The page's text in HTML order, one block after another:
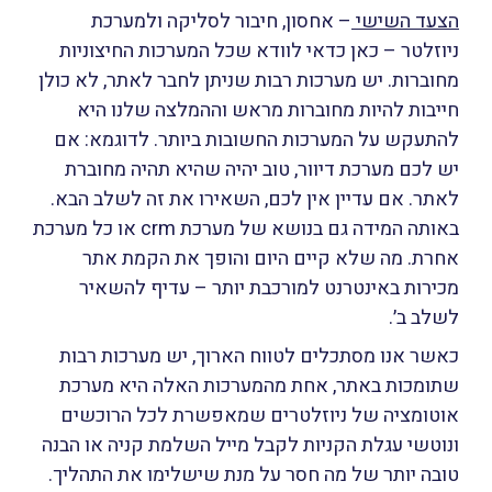
הצעד השישי– אחסון, חיבור לסליקה ולמערכת
ניוזלטר – כאן כדאי לוודא שכל המערכות החיצוניות
מחוברות. יש מערכות רבות שניתן לחבר לאתר, לא כולן
חייבות להיות מחוברות מראש וההמלצה שלנו היא
להתעקש על המערכות החשובות ביותר. לדוגמא: אם
יש לכם מערכת דיוור, טוב יהיה שהיא תהיה מחוברת
לאתר. אם עדיין אין לכם, השאירו את זה לשלב הבא.
באותה המידה גם בנושא של מערכת crm או כל מערכת
אחרת. מה שלא קיים היום והופך את הקמת אתר
מכירות באינטרנט למורכבת יותר – עדיף להשאיר
לשלב ב׳.
כאשר אנו מסתכלים לטווח הארוך, יש מערכות רבות
שתומכות באתר, אחת מהמערכות האלה היא מערכת
אוטומציה של ניוזלטרים שמאפשרת לכל הרוכשים
ונוטשי עגלת הקניות לקבל מייל השלמת קניה או הבנה
טובה יותר של מה חסר על מנת שישלימו את התהליך.